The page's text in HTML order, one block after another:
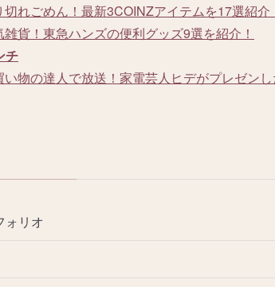
切れごめん！最新3COINZアイテムを17選紹介
雑貨！東急ハンズの便利グッズ9選を紹介！
チ
い物の達人で放送！家電芸人ヒデがプレゼン
ォリオ